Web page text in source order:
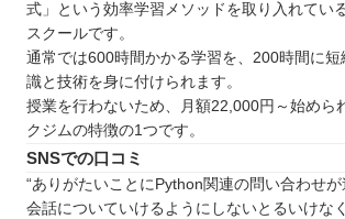
式」という効率学習メソッドを取り入れてい
スクールです。
通常では600時間かかる学習を、200時間に短
識と技術を身に付けられます。
授業を行わないため、月額22,000円～始めら
クジムの特徴の1つです。
SNSでの口コミ
“ありがたいことにPython関連の問い合わせが
会話についていけるようにしないとるいけな